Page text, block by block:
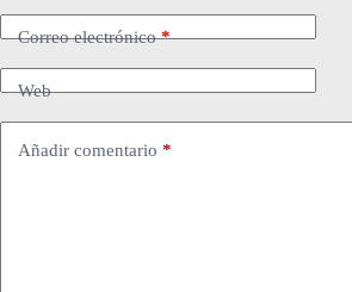
Correo electrónico*
Web
Añadir comentario *